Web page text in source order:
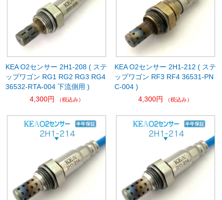
KEA O2センサー 2H1-208 ( ステ
ップワゴン RG1 RG2 RG3 RG4
36532-RTA-004 下流側用 )
4,300円
（税込み）
KEA O2センサー 2H1-212 ( ステ
ップワゴン RF3 RF4 36531-PN
C-004 )
4,300円
（税込み）